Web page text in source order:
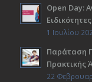
Open Day:
1 Ιουλίου
Παράταση
Πρακτικής
22